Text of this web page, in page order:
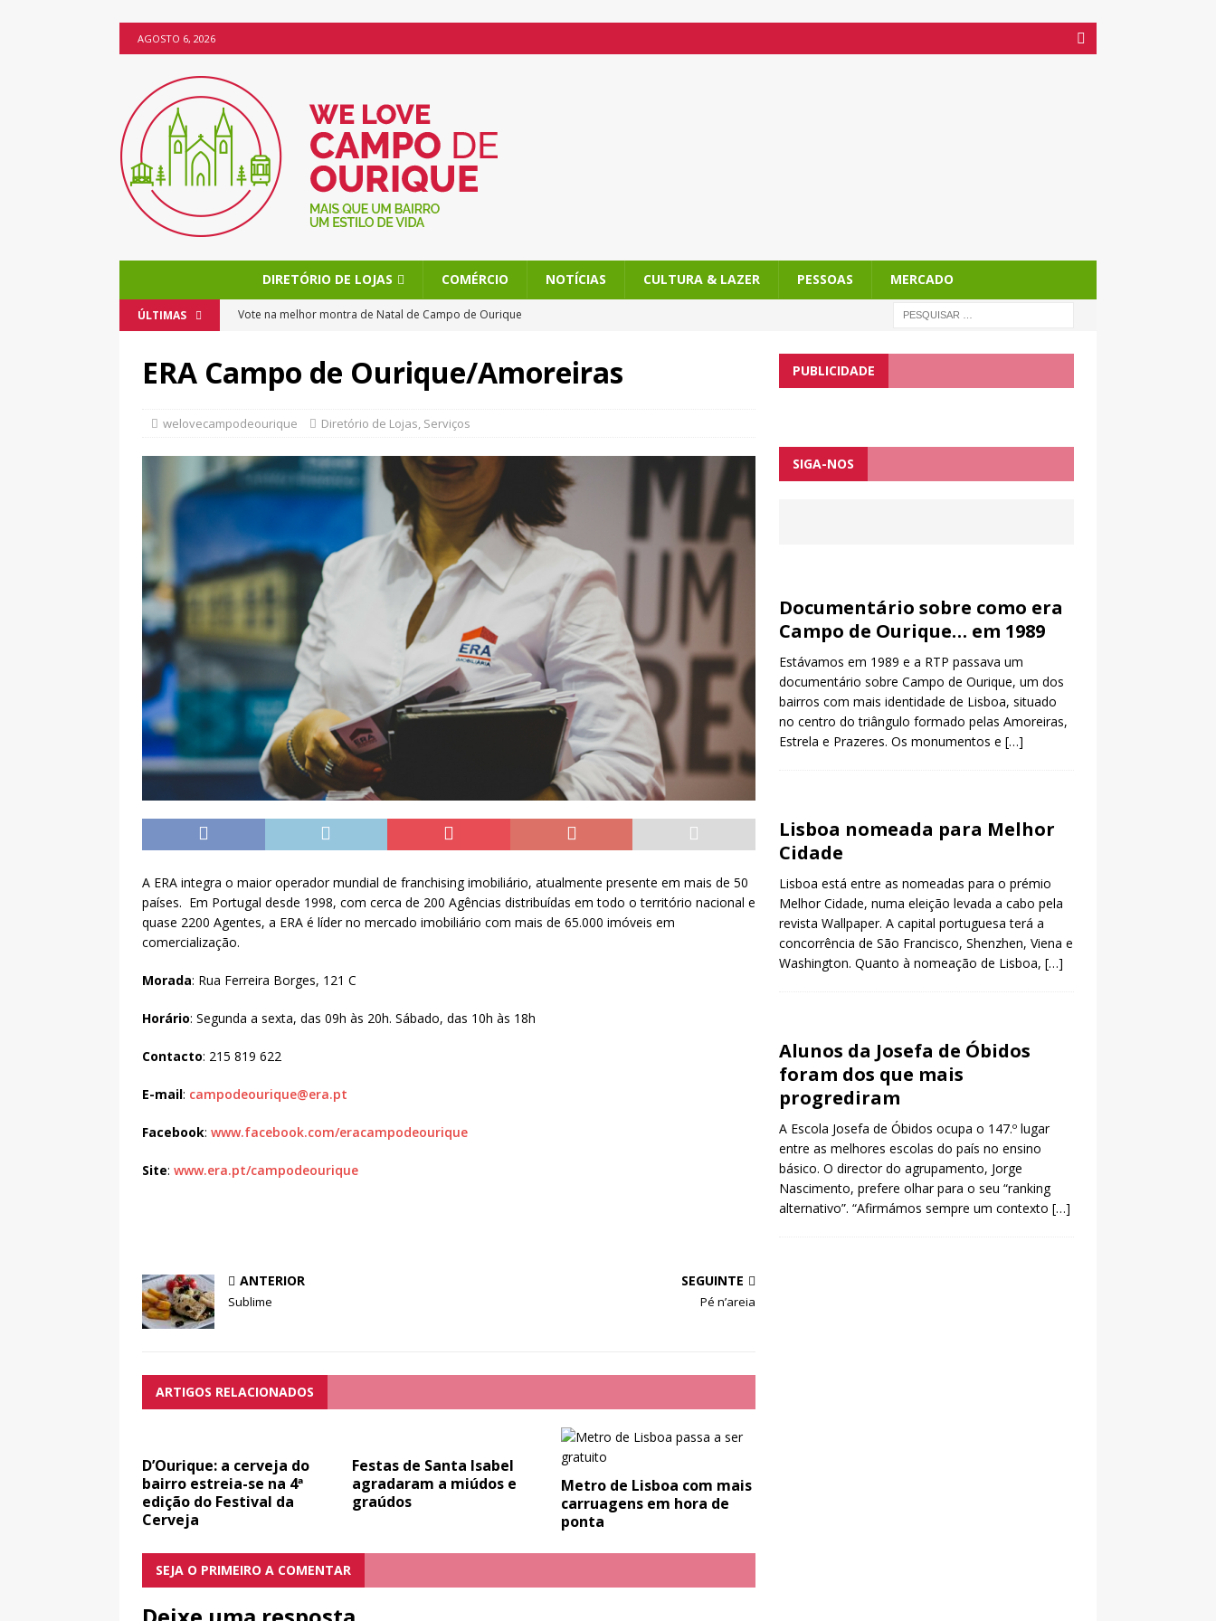
AGOSTO 6, 2026
DIRETÓRIO DE LOJAS COMÉRCIO NOTÍCIAS CULTURA & LAZER PESSOAS MERCADO
ÚLTIMAS
Vote na melhor montra de Natal de Campo de Ourique
Os bolos da Miss Brownie tornam Campo de Ourique ainda mais doce
ERA Campo de Ourique/Amoreiras
welovecampodeourique Diretório de Lojas, Serviços
A ERA integra o maior operador mundial de franchising imobiliário, atualmente presente em mais de 50
países. Em Portugal desde 1998, com cerca de 200 Agências distribuídas em todo o território nacional e
quase 2200 Agentes, a ERA é líder no mercado imobiliário com mais de 65.000 imóveis em
comercialização.
Morada: Rua Ferreira Borges, 121 C
Horário: Segunda a sexta, das 09h às 20h. Sábado, das 10h às 18h
Contacto: 215 819 622
E-mail: campodeourique@era.pt
Facebook: www.facebook.com/eracampodeourique
Site: www.era.pt/campodeourique
ANTERIOR
Sublime
SEGUINTE
Pé n’areia
ARTIGOS RELACIONADOS
D’Ourique: a cerveja do
bairro estreia-se na 4ª
edição do Festival da
Cerveja
Festas de Santa Isabel
agradaram a miúdos e
graúdos
Metro de Lisboa com mais
carruagens em hora de
ponta
SEJA O PRIMEIRO A COMENTAR
PUBLICIDADE
SIGA-NOS
Documentário sobre como era
Campo de Ourique… em 1989
Estávamos em 1989 e a RTP passava um
documentário sobre Campo de Ourique, um dos
bairros com mais identidade de Lisboa, situado
no centro do triângulo formado pelas Amoreiras,
Estrela e Prazeres. Os monumentos e […]
Lisboa nomeada para Melhor
Cidade
Lisboa está entre as nomeadas para o prémio
Melhor Cidade, numa eleição levada a cabo pela
revista Wallpaper. A capital portuguesa terá a
concorrência de São Francisco, Shenzhen, Viena e
Washington. Quanto à nomeação de Lisboa, […]
Alunos da Josefa de Óbidos
foram dos que mais
progrediram
A Escola Josefa de Óbidos ocupa o 147.º lugar
entre as melhores escolas do país no ensino
básico. O director do agrupamento, Jorge
Nascimento, prefere olhar para o seu “ranking
alternativo”. “Afirmámos sempre um contexto […]